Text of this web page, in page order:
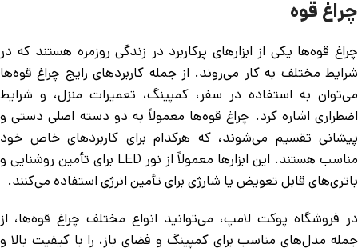
چراغ قوه
چراغ قوه‌ها یکی از ابزارهای پرکاربرد در زندگی روزمره هستند که در
شرایط مختلف به کار می‌روند. از جمله کاربردهای رایج چراغ قوه‌ها
می‌توان به استفاده در سفر، کمپینگ، تعمیرات منزل، و شرایط
اضطراری اشاره کرد. چراغ قوه‌ها معمولاً به دو دسته اصلی دستی و
پیشانی تقسیم می‌شوند، که هرکدام برای کاربردهای خاص خود
مناسب هستند. این ابزارها معمولاً از نور LED برای تأمین روشنایی و
باتری‌های قابل تعویض یا شارژی برای تأمین انرژی استفاده می‌کنند.
در فروشگاه پوکت لامپ، می‌توانید انواع مختلف چراغ قوه‌ها، از
جمله مدل‌های مناسب برای کمپینگ و فضای باز، را با کیفیت بالا و